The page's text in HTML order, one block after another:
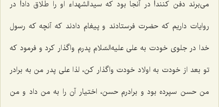
می‌برند دفن کنند! در آنجا بود که سیدالشهداء او را طلاق داد! در
روایات داریم که حضرت فرستادند و پیغام دادند که آنچه که رسول
خدا در جلوی خودت به علی علیه‌السّلام پدرم واگذار کرد و فرمود که
تو بعد از خودت به اولاد خودت واگذار کن، لذا علی پدر من به برادر
من حسن سپرده بود و برادرم حسن، اختیار آن را به من داد و من